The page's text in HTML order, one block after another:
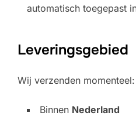
automatisch toegepast
Leveringsgebied
Wij verzenden momenteel:
Binnen Nederland